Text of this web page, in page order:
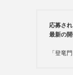
応募さ
最新の
「登竜